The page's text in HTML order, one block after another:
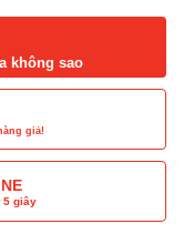
không sao
giả!
5 giây